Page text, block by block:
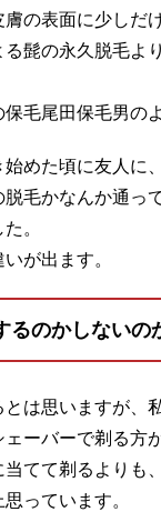
膚の表面に少しだ
る髭の永久脱毛よ
保毛尾田保毛男の
めた頃に友人に、
脱毛かなんか通っ
。
が出ます。
るのかしないの
は思いますが、
ーバーで剃る方
当てて剃るよりも
っています。